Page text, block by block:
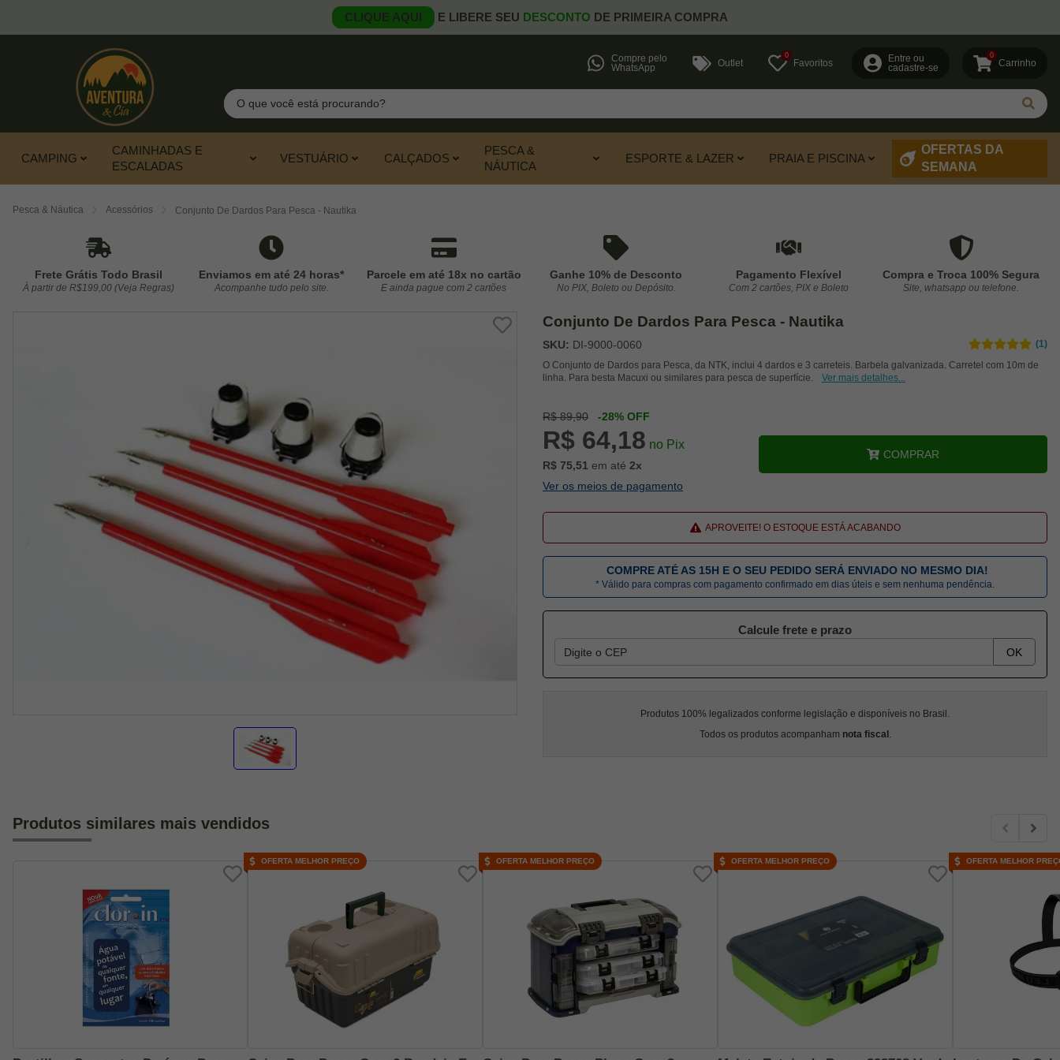
CLIQUE AQUI E LIBERE SEU DESCONTO DE PRIMEIRA COMPRA
Compre pelo
WhatsApp
Outlet
0
Favoritos
Entre ou
cadastre-se
0
Carrinho
Pesquisar
CAMPING
CAMINHADAS E
ESCALADAS
VESTUÁRIO CALÇADOS
PESCA &
NÁUTICA
ESPORTE & LAZER PRAIA E PISCINA
OFERTAS DA
SEMANA
Pesca & Náutica Acessórios Conjunto De Dardos Para Pesca - Nautika
Frete Grátis Todo Brasil
À partir de R$199,00 (Veja Regras)
Enviamos em até 24 horas*
Acompanhe tudo pelo site.
Parcele em até 18x no cartão
E ainda pague com 2 cartões
Ganhe 10% de Desconto
No PIX, Boleto ou Depósito.
Pagamento Flexível
Com 2 cartões, PIX e Boleto
Compra e Troca 100% Segura
Site, whatsapp ou telefone.
Conjunto De Dardos Para Pesca - Nautika
SKU: DI-9000-0060
(1)
O Conjunto de Dardos para Pesca, da NTK, inclui 4 dardos e 3 carreteis. Barbela galvanizada. Carretel com 10m de
linha. Para besta Macuxi ou similares para pesca de superfície.
Ver mais detalhes...
R$ 89,90 -28% OFF
R$ 64,18 no Pix
R$ 75,51 em até 2x
Ver os meios de pagamento
COMPRAR
APROVEITE! O ESTOQUE ESTÁ ACABANDO
COMPRE ATÉ AS 15H E O SEU PEDIDO SERÁ ENVIADO NO MESMO DIA!
* Válido para compras com pagamento confirmado em dias úteis e sem nenhuma pendência.
Calcule frete e prazo
OK
Produtos 100% legalizados conforme legislação e disponíveis no Brasil.
Todos os produtos acompanham nota fiscal .
Produtos similares mais vendidos
OFERTA MELHOR PREÇO OFERTA MELHOR PREÇO OFERTA MELHOR PREÇO OFERTA MELHOR